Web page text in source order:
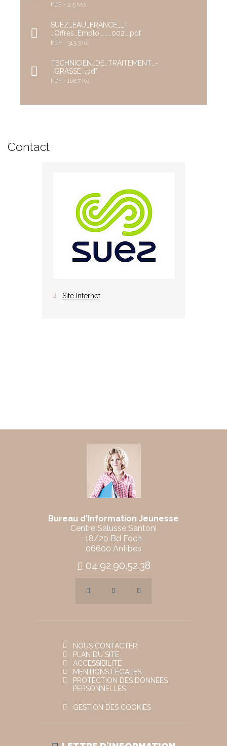
PDF 2,5 Mo
SUEZ_EAU_FRANCE__-
_Offres_Emploi___002_.pdf
PDF 313,3 Ko
TECHNICIEN_DE_TRAITEMENT_-
_GRASSE_.pdf
PDF 168,7 Ko
Contact
Site Internet
Bureau d'Information Jeunesse
Centre Salusse Santoni
18/20 Bd Foch
06600 Antibes
04.92.90.52.38
NOUS CONTACTER
PLAN DU SITE
ACCESSIBILITÉ
MENTIONS LÉGALES
PROTECTION DES DONNÉES
PERSONNELLES
GESTION DES COOKIES